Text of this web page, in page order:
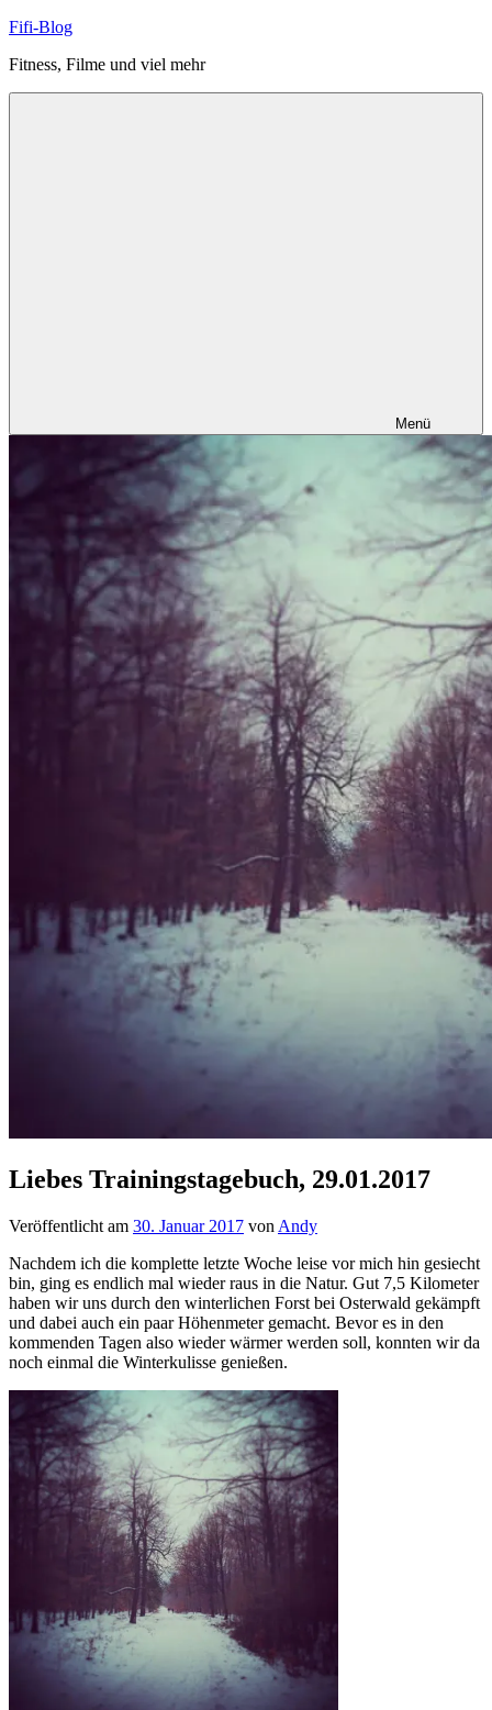
Zum
springen
Fifi-Blog
Fitness, Filme und viel mehr
Menü
Liebes Trainingstagebuch, 29.01.2017
Veröffentlicht am 30. Januar 2017 von Andy
Nachdem ich die komplette letzte Woche leise vor mich hin gesiecht
bin, ging es endlich mal wieder raus in die Natur. Gut 7,5 Kilometer
haben wir uns durch den winterlichen Forst bei Osterwald gekämpft
und dabei auch ein paar Höhenmeter gemacht. Bevor es in den
kommenden Tagen also wieder wärmer werden soll, konnten wir da
noch einmal die Winterkulisse genießen.